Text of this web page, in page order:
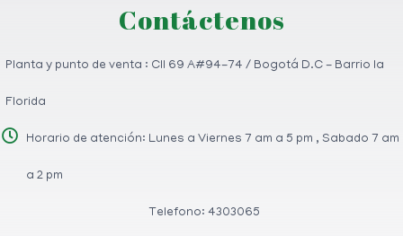
Contáctenos
Planta y punto de venta : Cll 69 A#94-74 / Bogotá D.C - Barrio la
Florida
Horario de atención: Lunes a Viernes 7 am a 5 pm , Sabado 7 am
a 2 pm
Telefono: 4303065